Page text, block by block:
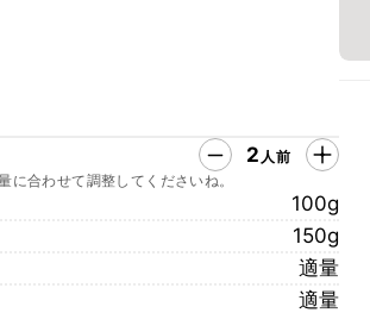
2 人前
合わせて調整してくださいね。
100g
150g
適量
適量